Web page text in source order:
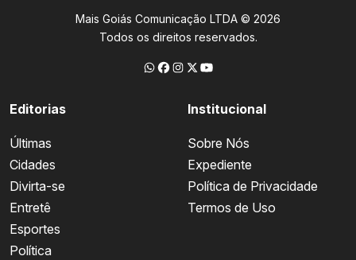
Mais Goiás Comunicação LTDA © 2026
Todos os direitos reservados.
Editorias
Últimas
Cidades
Divirta-se
Entretê
Esportes
Política
Institucional
Sobre Nós
Expediente
Política de Privacidade
Termos de Uso